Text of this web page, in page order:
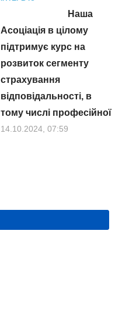
Наша
Асоціація в цілому
підтримує курс на
розвиток сегменту
страхування
відповідальності, в
тому числі професійної
14.10.2024, 07:59